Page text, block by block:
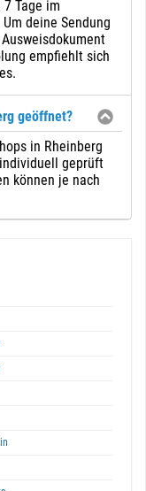
Tage im
deine Sendung
empfiehlt sich
geöffnet?
in Rheinberg
geprüft
können je nach